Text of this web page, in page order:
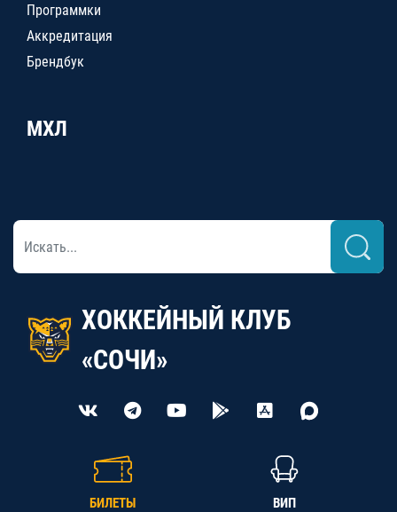
Программки
Аккредитация
Брендбук
МХЛ
ХОККЕЙНЫЙ КЛУБ
«СОЧИ»
БИЛЕТЫ ВИП